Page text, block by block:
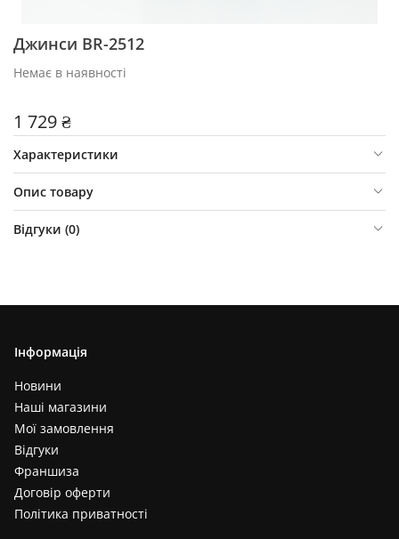
Джинси BR-2512
Немає в наявності
1 729 ₴
Характеристики
Опис товару
Відгуки (0)
Інформація
Новини
Наші магазини
Мої замовлення
Відгуки
Франшиза
Договір оферти
Політика приватності